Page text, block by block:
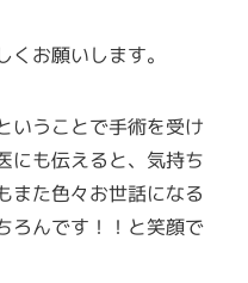
お願いします。
いうことで手術を受け
にも伝えると、気持ち
また色々お世話になる
ろんです！！と笑顔で